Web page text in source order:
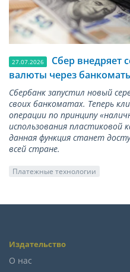
27.07.2026
Сбер внедряет
валюты через
Сбербанк запустил новый
своих банкоматах. Теперь
операции по принципу
использования пластиковой
данная функция станет
всей стране.
Платежные технологии
Издательство
О нас